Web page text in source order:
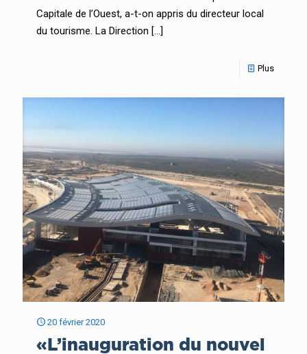
Capitale de l’Ouest, a-t-on appris du directeur local
du tourisme. La Direction […]
Plus
20 février 2020
«L’inauguration du nouvel